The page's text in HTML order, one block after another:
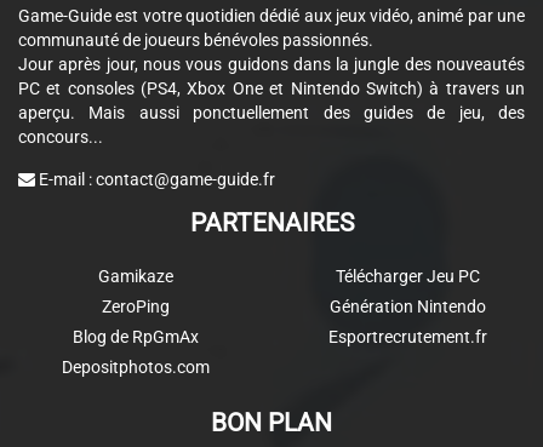
Game-Guide est votre quotidien dédié aux jeux vidéo, animé par une
communauté de joueurs bénévoles passionnés.
Jour après jour, nous vous guidons dans la jungle des nouveautés
PC et consoles (PS4, Xbox One et Nintendo Switch) à travers un
aperçu. Mais aussi ponctuellement des guides de jeu, des
concours...
E-mail :contact@game-guide.fr
PARTENAIRES
Gamikaze
ZeroPing
Blog de RpGmAx
Depositphotos.com
Télécharger Jeu PC
Génération Nintendo
Esportrecrutement.fr
BON PLAN